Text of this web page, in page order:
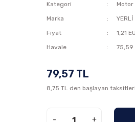
Kategori Motor
Marka
YERLİ
Fiyat
1,21
Havale
75,59
79,57 TL
8,75 TL den başlayan
- +